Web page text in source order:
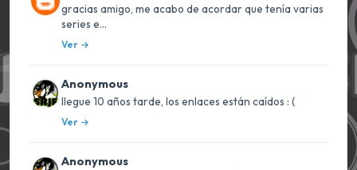
gracias amigo, me acabo de acordar que tenía varias
series e...
Ver
Anonymous
llegue 10 años tarde, los enlaces están caídos : (
Ver
Anonymous